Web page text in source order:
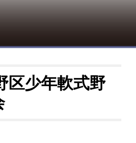
区少年軟式野